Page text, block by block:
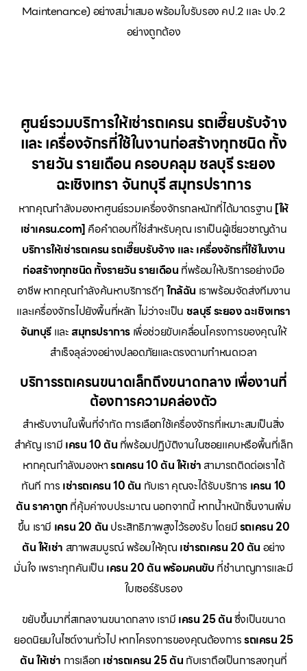
Maintenance) อย่างสม่ำเสมอ พร้อมใบรับรอง คป.2 และ ปจ.2
อย่างถูกต้อง
ศูนย์รวมบริการให้เช่ารถเครน รถเฮี๊ยบรับจ้าง
และ เครื่องจักรที่ใช้ในงานก่อสร้างทุกชนิด ทั้ง
รายวัน รายเดือน ครอบคลุม ชลบุรี ระยอง
ฉะเชิงเทรา จันทบุรี สมุทรปราการ
หากคุณกำลังมองหาศูนย์รวมเครื่องจักรกลหนักที่ได้มาตรฐาน [ให้
เช่าเครน.com] คือคำตอบที่ใช่สำหรับคุณ เราเป็นผู้เชี่ยวชาญด้าน
บริการให้เช่ารถเครน รถเฮี๊ยบรับจ้าง และ เครื่องจักรที่ใช้ในงาน
ก่อสร้างทุกชนิด ทั้งรายวัน รายเดือน ที่พร้อมให้บริการอย่างมือ
อาชีพ หากคุณกำลังค้นหาบริการดีๆใกล้ฉัน เราพร้อมจัดส่งทีมงาน
และเครื่องจักรไปยังพื้นที่หลัก ไม่ว่าจะเป็น ชลบุรี ระยอง ฉะเชิงเทรา
จันทบุรี และสมุทรปราการ เพื่อช่วยขับเคลื่อนโครงการของคุณให้
สำเร็จลุล่วงอย่างปลอดภัยและตรงตามกำหนดเวลา
บริการรถเครนขนาดเล็กถึงขนาดกลาง เพื่องานที่
ต้องการความคล่องตัว
สำหรับงานในพื้นที่จำกัด การเลือกใช้เครื่องจักรที่เหมาะสมเป็นสิ่ง
สำคัญ เรามี เครน 10 ตัน ที่พร้อมปฏิบัติงานในซอยแคบหรือพื้นที่เล็ก
หากคุณกำลังมองหารถเครน 10 ตัน ให้เช่า สามารถติดต่อเราได้
ทันที การ เช่ารถเครน 10 ตัน กับเรา คุณจะได้รับบริการ เครน 10
ตัน ราคาถูกที่คุ้มค่างบประมาณ นอกจากนี้ หากน้ำหนักชิ้นงานเพิ่ม
ขึ้น เรามี เครน 20 ตัน ประสิทธิภาพสูงไว้รองรับ โดยมีรถเครน 20
ตัน ให้เช่า สภาพสมบูรณ์ พร้อมให้คุณ เช่ารถเครน 20 ตัน อย่าง
มั่นใจ เพราะทุกคันเป็น เครน 20 ตัน พร้อมคนขับ ที่ชำนาญการและมี
ใบเซอร์รับรอง
ขยับขึ้นมาที่สเกลงานขนาดกลาง เรามี เครน 25 ตันซึ่งเป็นขนาด
ยอดนิยมในไซต์งานทั่วไป หากโครงการของคุณต้องการรถเครน 25
ตัน ให้เช่า การเลือก เช่ารถเครน 25 ตัน กับเราถือเป็นการลงทุนที่